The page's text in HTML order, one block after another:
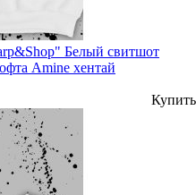
Белый свитшот
Amine хентай
Купить